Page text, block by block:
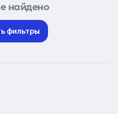
найдено
фильтры